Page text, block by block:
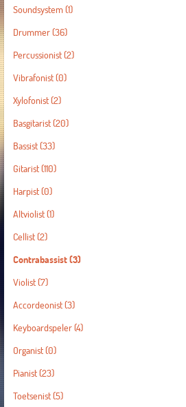
Soundsystem(1)
Drummer(36)
Percussionist(2)
Vibrafonist(0)
Xylofonist(2)
Basgitarist(20)
Bassist(33)
Gitarist(110)
Harpist(0)
Altviolist(1)
Cellist(2)
Contrabassist(3)
Violist(7)
Accordeonist(3)
Keyboardspeler(4)
Organist(0)
Pianist(23)
Toetsenist(5)